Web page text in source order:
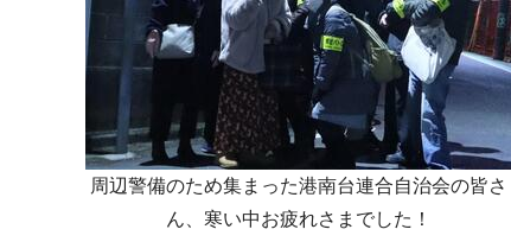
周辺警備のため集まった港南台連合自治会の皆さ
ん、寒い中お疲れさまでした！